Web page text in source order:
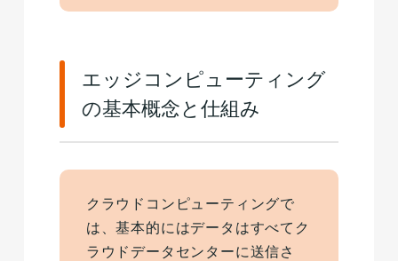
エッジコンピューティング
の基本概念と仕組み
クラウドコンピューティングで
は、基本的にはデータはすべてク
ラウドデータセンターに送信さ